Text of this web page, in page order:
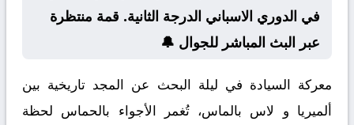
في الدوري الاسباني الدرجة الثانية. قمة منتظرة
عبر البث المباشر للجوال 🔔
معركة السيادة في ليلة البحث عن المجد تاريخية بين
ألميريا و لاس بالماس، تُغمر الأجواء بالحماس لحظة